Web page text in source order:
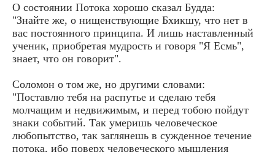
О состоянии Потока хорошо сказал Будда:
"Знайте же, о нищенствующие Бхикшу, что нет в
вас постоянного принципа. И лишь наставленный
ученик, приобретая мудрость и говоря "Я Есмь",
знает, что он говорит".
Соломон о том же, но другими словами:
"Поставлю тебя на распутье и сделаю тебя
молчащим и недвижимым, и перед тобою пойдут
знаки событий. Так умеришь человеческое
любопытство, так заглянешь в сужденное течение
потока, ибо поверх человеческого мышления